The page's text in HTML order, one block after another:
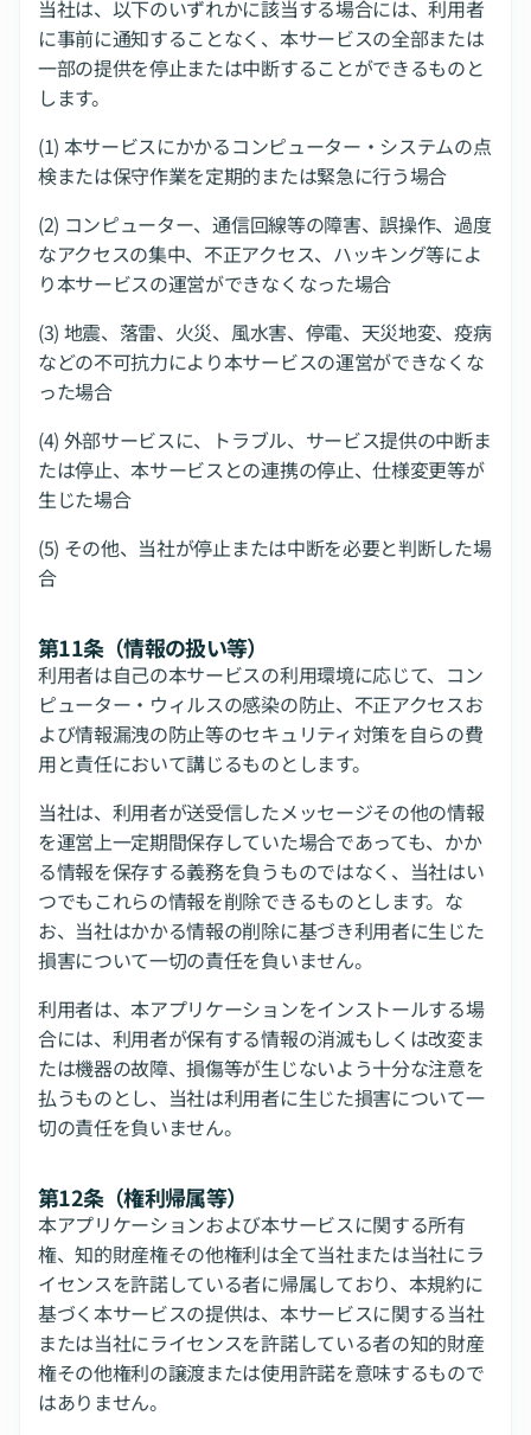
当社は、以下のいずれかに該当する場合には、利用者
に事前に通知することなく、本サービスの全部または
一部の提供を停止または中断することができるものと
します。
(1) 本サービスにかかるコンピューター・システムの点
検または保守作業を定期的または緊急に行う場合
(2) コンピューター、通信回線等の障害、誤操作、過度
なアクセスの集中、不正アクセス、ハッキング等によ
り本サービスの運営ができなくなった場合
(3) 地震、落雷、火災、風水害、停電、天災地変、疫病
などの不可抗力により本サービスの運営ができなくな
った場合
(4) 外部サービスに、トラブル、サービス提供の中断ま
たは停止、本サービスとの連携の停止、仕様変更等が
生じた場合
(5) その他、当社が停止または中断を必要と判断した場
合
第11条（情報の扱い等）
利用者は自己の本サービスの利用環境に応じて、コン
ピューター・ウィルスの感染の防止、不正アクセスお
よび情報漏洩の防止等のセキュリティ対策を自らの費
用と責任において講じるものとします。
当社は、利用者が送受信したメッセージその他の情報
を運営上一定期間保存していた場合であっても、かか
る情報を保存する義務を負うものではなく、当社はい
つでもこれらの情報を削除できるものとします。な
お、当社はかかる情報の削除に基づき利用者に生じた
損害について一切の責任を負いません。
利用者は、本アプリケーションをインストールする場
合には、利用者が保有する情報の消滅もしくは改変ま
たは機器の故障、損傷等が生じないよう十分な注意を
払うものとし、当社は利用者に生じた損害について一
切の責任を負いません。
第12条（権利帰属等）
本アプリケーションおよび本サービスに関する所有
権、知的財産権その他権利は全て当社または当社にラ
イセンスを許諾している者に帰属しており、本規約に
基づく本サービスの提供は、本サービスに関する当社
または当社にライセンスを許諾している者の知的財産
権その他権利の譲渡または使用許諾を意味するもので
はありません。